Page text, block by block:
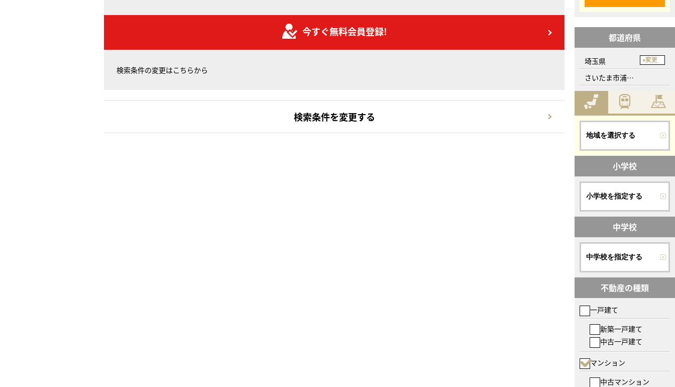
今すぐ無料会員登録!
検索条件の変更はこちらから
検索条件を変更する
都道府県
埼玉県 変更
さいたま市浦和区
地域を選択する
小学校
小学校を指定する
中学校
中学校を指定する
不動産の種類
一戸建て
新築一戸建て
中古一戸建て
マンション
中古マンション